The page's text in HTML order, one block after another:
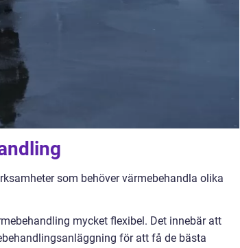
som behöver värmebehandla olika
mycket flexibel. Det innebär att
för att få de bästa